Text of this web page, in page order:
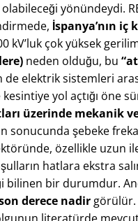
yönündeydi.
İspanya’nın iç
kV’luk çok yüksek
neden olduğu, bu
elektrik sistemleri
yol açtığı öne
üzerinde mekanik
sonucunda şebeke
özellikle uzun
hatlara ekstra
bilinen bir durumdur.
derece nadir görülür.